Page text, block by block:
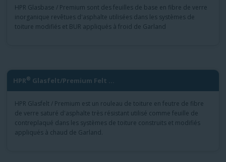
HPR Glasbase / Premium sont des feuilles de base en fibre de verre
inorganique revêtues d'asphalte utilisées dans les systèmes de
toiture modifiés et BUR appliqués à froid de Garland
HPR® Glasfelt/Premium Felt ...
HPR Glasfelt / Premium est un rouleau de toiture en feutre de fibre
de verre saturé d'asphalte très résistant utilisé comme feuille de
contreplaqué dans les systèmes de toiture construits et modifiés
appliqués à chaud de Garland.